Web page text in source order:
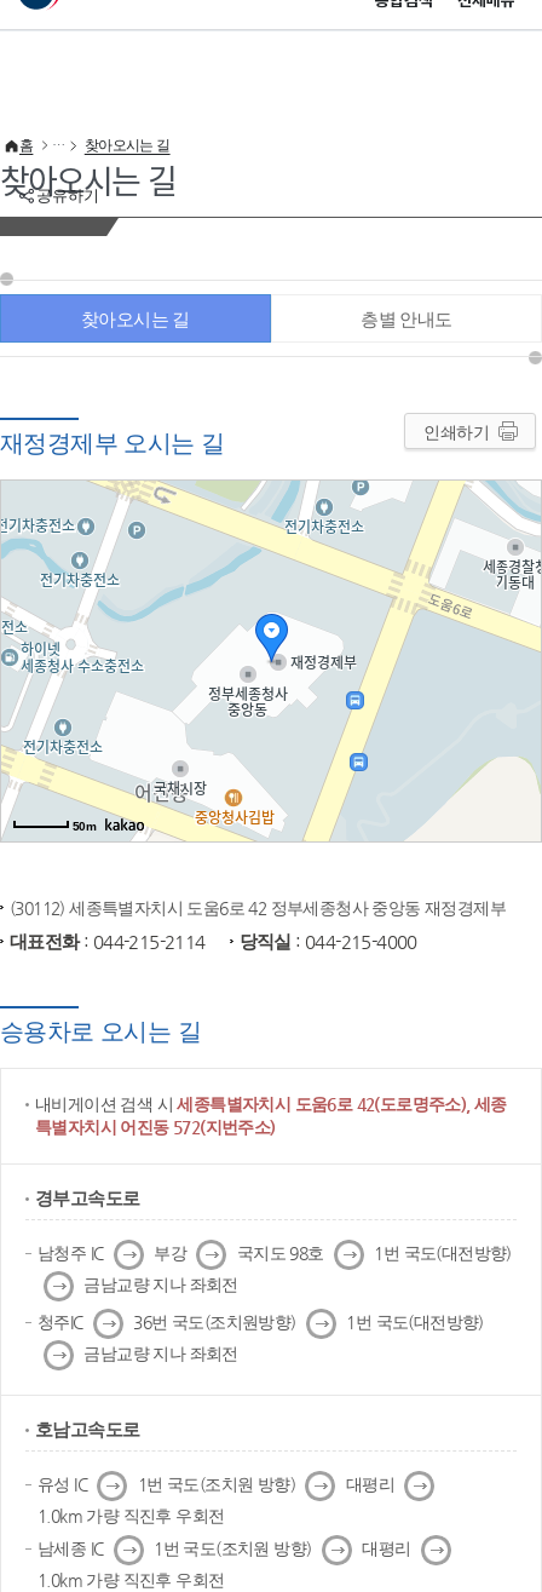
이 누리집은 대한민국 공식 전자정부 누리집입니다.
공유하기
홈 찾아오시는 길
찾아오시는 길
찾아오시는 길 층별 안내도
재정경제부 오시는 길 인쇄하기
50m
(30112) 세종특별자치시 도움6로 42 정부세종청사 중앙동 재정경제부
대표전화: 044-215-2114 당직실 : 044-215-4000
승용차로 오시는 길
내비게이션 검색 시세종특별자치시 도움6로 42(도로명주소), 세종
특별자치시 어진동 572(지번주소)
경부고속도로
남청주 IC 다
음
부강 다
음
국지도 98호 다
음
1번 국도(대전방향)
다
음
금남교량 지나 좌회전
청주IC 다
음
36번 국도(조치원방향) 다
음
1번 국도(대전방향)
다
음
금남교량 지나 좌회전
호남고속도로
유성 IC 다
음
1번 국도(조치원 방향) 다
음
대평리 다
음
1.0km 가량 직진후 우회전
남세종 IC 다
음
1번 국도(조치원 방향) 다
음
대평리
다
음
1.0km 가량 직진후 우회전